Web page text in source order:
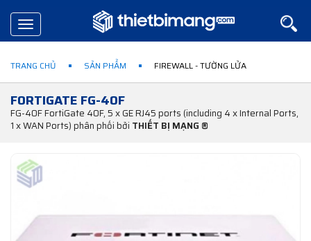
Toggle
navigation
TRANG CHỦ SẢN PHẨM FIREWALL - TƯỜNG LỬA
FORTIGATE FG-40F
FG-40F FortiGate 40F, 5 x GE RJ45 ports (including 4 x Internal Ports,
1 x WAN Ports) phân phối bởi THIẾT BỊ MẠNG ®